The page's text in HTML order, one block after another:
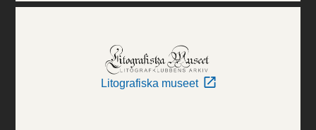
Litografiska museet